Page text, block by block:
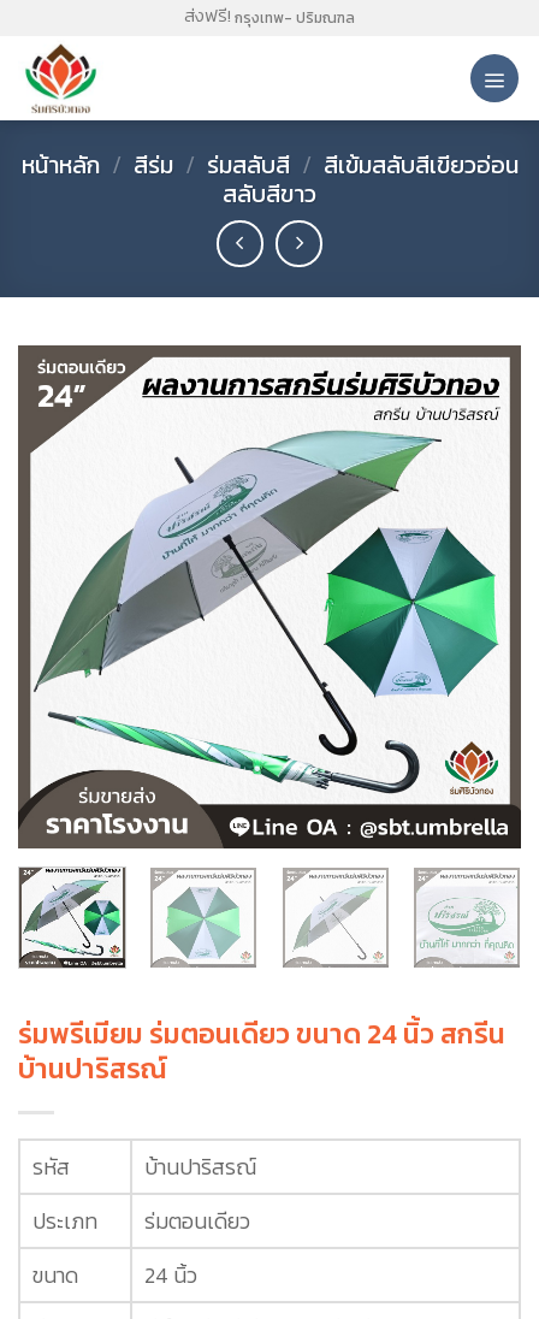
content
ส่งฟรี! กรุงเทพ- ปริมณฑล
หน้าหลัก / สีร่ม / ร่มสลับสี / สีเข้มสลับสีเขียวอ่อน
สลับสีขาว
ร่มพรีเมียม ร่มตอนเดียว ขนาด 24 นิ้ว สกรีน
บ้านปาริสรณ์
รหัส
บ้านปาริสรณ์
ประเภท
ร่มตอนเดียว
ขนาด
24 นิ้ว